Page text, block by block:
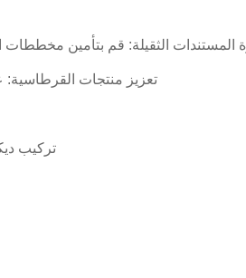
المستندات الثقيلة: قم بتأمين
تعزيز منتجات
تركيب